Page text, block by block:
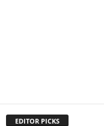
EDITOR PICKS